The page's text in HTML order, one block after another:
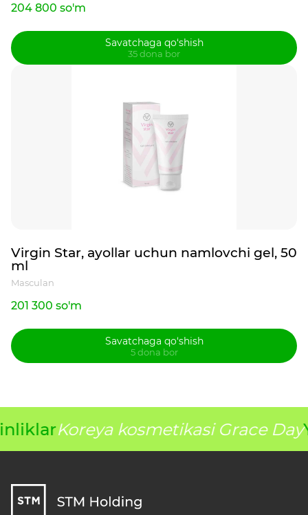
204 800 so'm
Savatchaga qo‘shish
35 dona bor
Virgin Star, ayollar uchun namlovchi gel, 50
ml
Masculan
201 300 so'm
Savatchaga qo‘shish
5 dona bor
Koreya kosmetikasi Grace Day